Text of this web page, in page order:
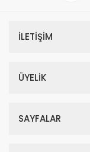
İLETİŞİM
ÜYELİK
SAYFALAR